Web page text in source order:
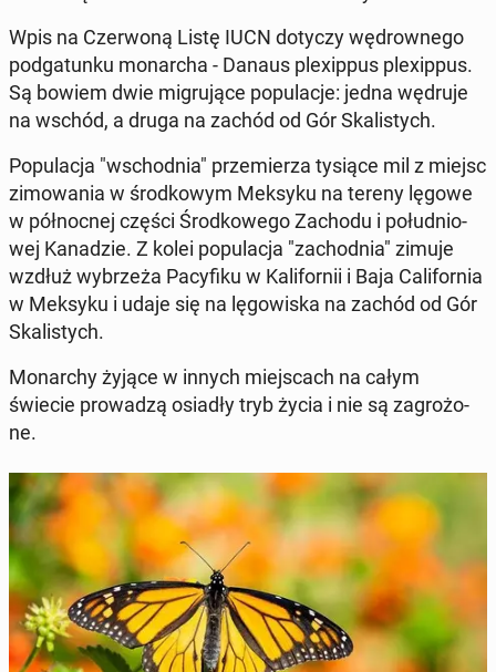
Wpis na Czer­wo­ną Listę IUCN dotyczy wę­drow­ne­go
pod­ga­tun­ku mo­nar­cha - Danaus ple­xip­pus ple­xip­pus.
Są bowiem dwie mi­gru­ją­ce po­pu­la­cje: jedna wędruje
na wschód, a druga na zachód od Gór Ska­li­stych.
Po­pu­la­cja "wschod­nia" prze­mie­rza tysiące mil z miejsc
zi­mo­wa­nia w środ­ko­wym Meksyku na tereny lęgowe
w pół­noc­nej części Środ­ko­we­go Zachodu i po­łu­dnio­
wej Ka­na­dzie. Z kolei po­pu­la­cja "za­chod­nia" zimuje
wzdłuż wy­brze­ża Pa­cy­fi­ku w Ka­li­for­nii i Baja Ca­li­for­nia
w Meksyku i udaje się na lę­go­wi­ska na zachód od Gór
Ska­li­stych.
Mo­nar­chy żyjące w innych miej­scach na całym
świecie pro­wa­dzą osiadły tryb życia i nie są za­gro­żo­
ne.